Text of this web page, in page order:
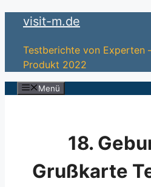
Zum
springen
visit-m.de
Testberichte von Experten
Produkt 2022
Menü
18.
Grußkarte